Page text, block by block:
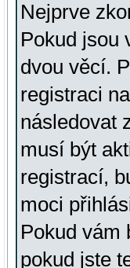
Nejprve
Pokud jsou
dvou věcí.
registraci
následovat
musí být
registrací,
moci
Pokud vám
pokud jste